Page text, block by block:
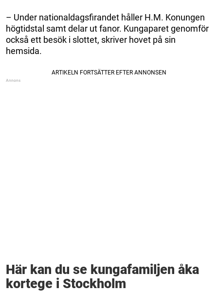
– Under nationaldagsfirandet håller H.M. Konungen
högtidstal samt delar ut fanor. Kungaparet genomför
också ett besök i slottet, skriver hovet på sin
hemsida.
Här kan du se kungafamiljen åka
kortege i Stockholm